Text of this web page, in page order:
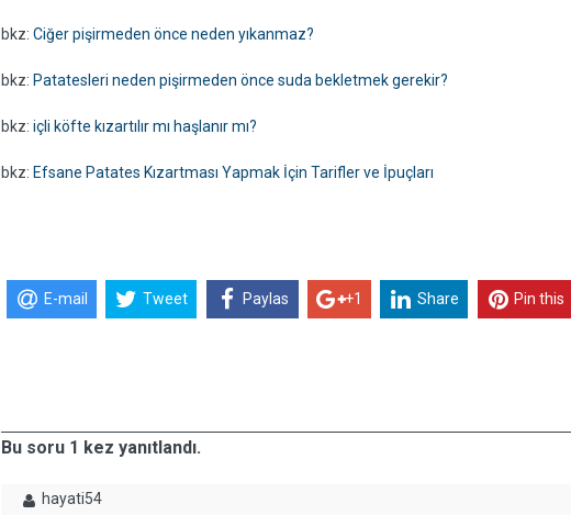
bkz: Ciğer pişirmeden önce neden yıkanmaz?
bkz: Patatesleri neden pişirmeden önce suda bekletmek gerekir?
bkz: içli köfte kızartılır mı haşlanır mı?
bkz: Efsane Patates Kızartması Yapmak İçin Tarifler ve İpuçları
E-mail Tweet Paylas +1 Share Pin this
Bu soru 1 kez yanıtlandı.
hayati54